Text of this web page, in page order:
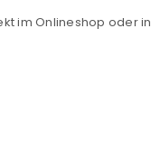
im Onlineshop oder in